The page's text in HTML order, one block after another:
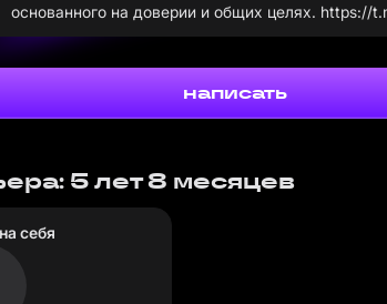
основанного на доверии и общих целях. https://
написать
5 лет 8 месяцев
себя